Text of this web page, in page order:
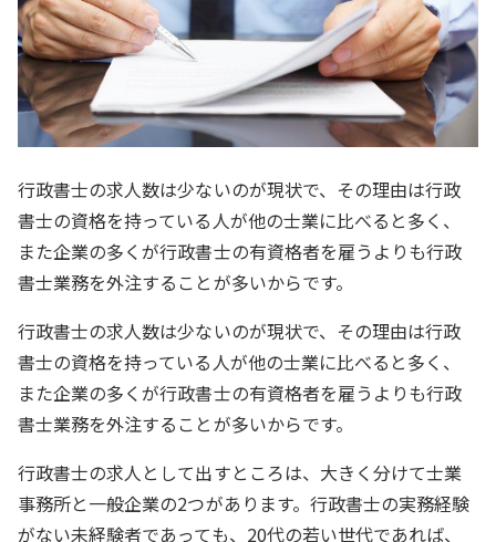
行政書士の求人数は少ないのが現状で、その理由は行政
書士の資格を持っている人が他の士業に比べると多く、
また企業の多くが行政書士の有資格者を雇うよりも行政
書士業務を外注することが多いからです。
行政書士の求人数は少ないのが現状で、その理由は行政
書士の資格を持っている人が他の士業に比べると多く、
また企業の多くが行政書士の有資格者を雇うよりも行政
書士業務を外注することが多いからです。
行政書士の求人として出すところは、大きく分けて士業
事務所と一般企業の2つがあります。行政書士の実務経験
がない未経験者であっても、20代の若い世代であれば、